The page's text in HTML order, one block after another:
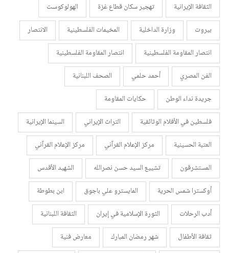
الثقافة الإيرانية
تهجير سكان قطاع غزة
الهولوكوست
بيروت
وزارة الداخلية المخيمات الفلسطينية
الانتصار
انتصار المقاومة الفلسطينية
انتصار المقاومة الفلسطينية
الفن المصري
أحمد حلمي
الصحف اللبنانية
جريدة نداء الوطن
حكايات المقاومة
فلسطين في الأفلام الوثائقية
التراث الإيراني
السينما الإيرانية
العتبة الحسينية
مركز الإعلام القرآني
مركز الإعلام القرآني
المستشرقون
تشييع السيد حسن نصرالله
الشهيد الأقدس
أوكسترا شمس الحرية
المايسترو علي باجوق
ابن بطوطة
أدب الرحلات
الثورة الإسلامية في إيران
الثقافة اللبنانية
ثقافة الأطفال
شهر رمضان المبارك
معارض فنية